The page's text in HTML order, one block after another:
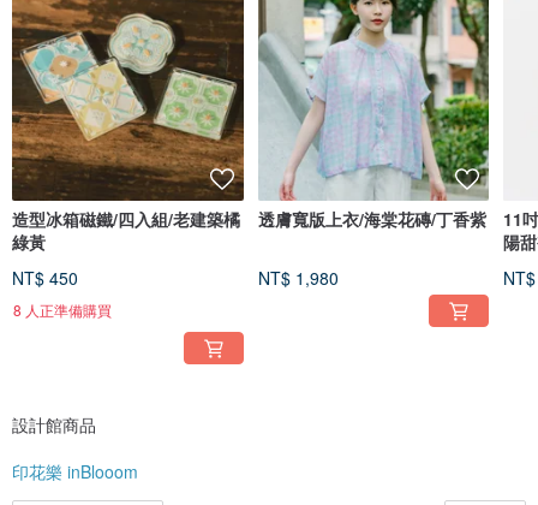
造型冰箱磁鐵/四入組/老建築橘
綠黃
NT$ 450
8 人正準備購買
透膚寬版上衣/海棠花磚/丁香紫
NT$ 1,980
11
陽
設計館商品
印花樂 inBlooom